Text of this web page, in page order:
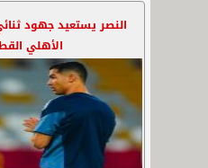
النصر يستعيد جهود
الأهلي